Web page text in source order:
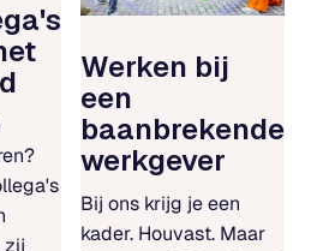
Werken bij
een
baanbrekende
werkgever
Bij ons krijg je een
kader. Houvast. Maar